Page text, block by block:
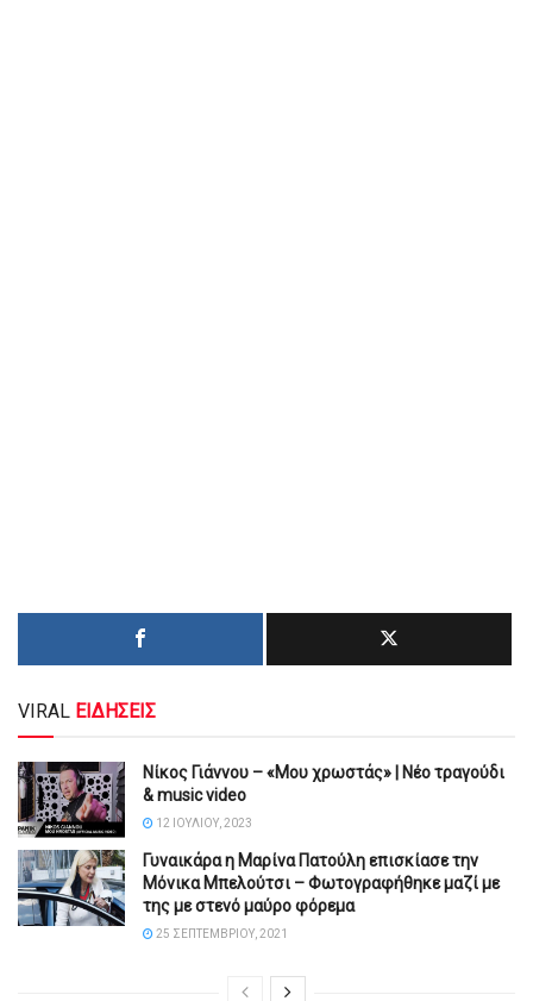
VIRAL ΕΙΔΗΣΕΙΣ
Νίκος Γιάννου – «Μου χρωστάς» | Νέο τραγούδι
& music video
12 ΙΟΥΛΊΟΥ, 2023
Γυναικάρα η Μαρίνα Πατούλη επισκίασε την
Μόνικα Μπελούτσι – Φωτογραφήθηκε μαζί με
της με στενό μαύρο φόρεμα
25 ΣΕΠΤΕΜΒΡΊΟΥ, 2021